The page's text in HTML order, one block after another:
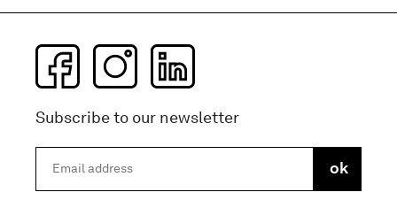
Subscribe to our newsletter